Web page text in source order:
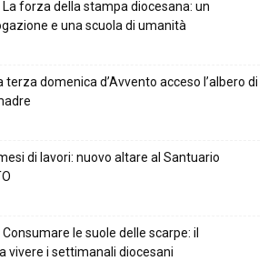
La forza della stampa diocesana: un
e una scuola di umanità
terza domenica d’Avvento acceso l’albero di
di lavori: nuovo altare al Santuario
Consumare le suole delle scarpe: il
vivere i settimanali diocesani